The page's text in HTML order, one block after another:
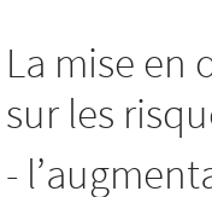
La mise en
sur les
-